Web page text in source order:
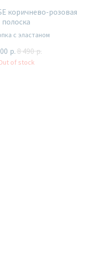
коричнево-розовая
полоска
с эластаном
р.8 490 р.
of stock